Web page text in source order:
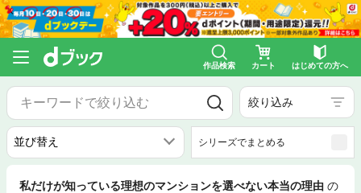
作品検索 カート はじめての方へ
絞り込み
シリーズでまとめる
私だけが知っている理想のマンションを選べない本当の理由 の